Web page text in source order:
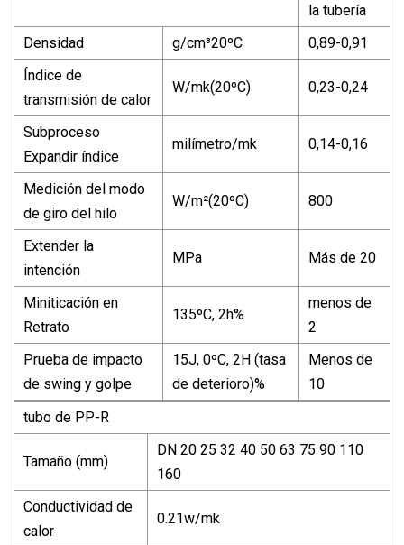
la tubería
Densidad
g/cm³20ºC
0,89-0,91
Índice de
transmisión de calor
W/mk(20ºC) 0,23-0,24
Subproceso
Expandir índice
milímetro/mk 0,14-0,16
Medición del modo
de giro del hilo
W/m²(20ºC) 800
Extender la
intención
MPa Más de 20
Miniticación en
Retrato
135ºC, 2h%
menos de
2
Prueba de impacto
de swing y golpe
15J, 0ºC, 2H (tasa
de deterioro)%
Menos de
10
tubo de PP-R
Tamaño (mm)
DN 20 25 32 40 50 63 75 90 110
160
Conductividad de
calor
0.21w/mk